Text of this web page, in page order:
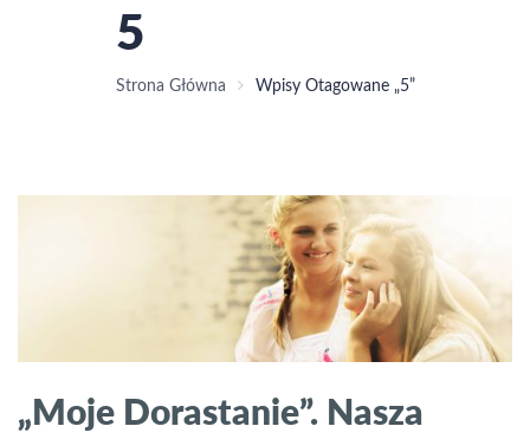
5
Strona Główna Wpisy Otagowane „5”
„Moje Dorastanie”. Nasza